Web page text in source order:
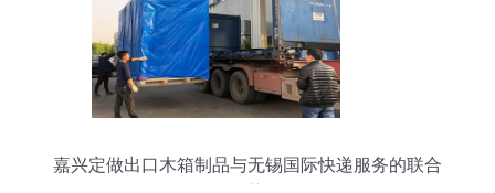
嘉兴定做出口木箱制品与无锡国际快递服务的联合